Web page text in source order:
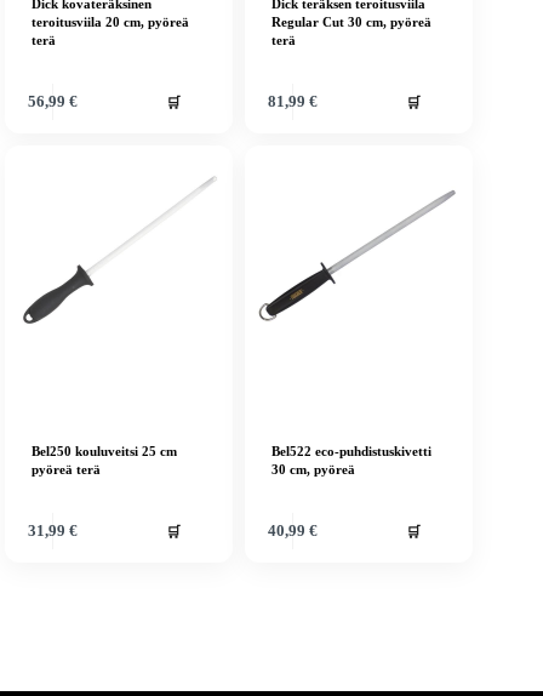
Dick kovateräksinen
teroitusviila 20 cm, pyöreä
terä
56,99 € 🛒
Dick teräksen teroitusviila
Regular Cut 30 cm, pyöreä
terä
81,99 € 🛒
Bel250 kouluveitsi 25 cm
pyöreä terä
31,99 € 🛒
Bel522 eco-puhdistuskivetti
30 cm, pyöreä
40,99 € 🛒